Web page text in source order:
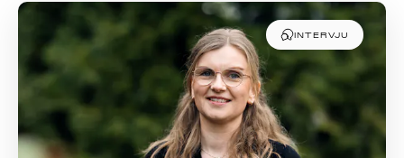
OG
INTERVJU